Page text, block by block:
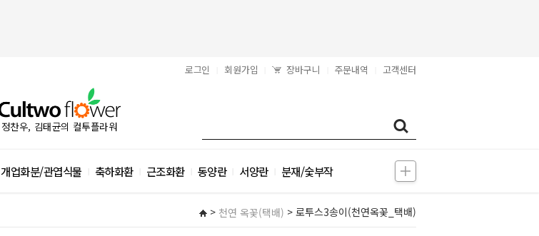
로그인 회원가입 장바구니 주문내역 고객센터
정찬우, 김태균의 컬투플라워
개업화분/관엽식물 축하화환 근조화환 동양란 서양란 분재/숯부작
> 천연 옥꽃(택배) > 로투스3송이(천연옥꽃_택배)